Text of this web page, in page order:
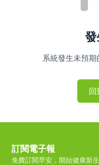
系統發生未預期
回
訂閱電子報
免費訂閱早安，開始健康新生